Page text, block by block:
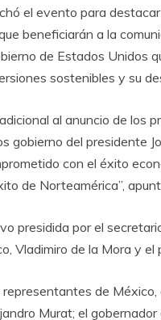
el evento para
beneficiarán a la
de Estados Unidos
sostenibles y su
al anuncio de los
gobierno del presidente
con el éxito
de Norteamérica”,
presidida por el
Vladimiro de la Mora y
de
Murat; el